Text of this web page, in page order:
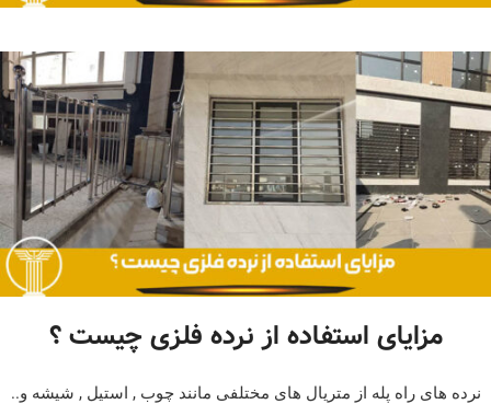
مزایای استفاده از نرده فلزی چیست ؟
نرده های راه پله از متریال های مختلفی مانند چوب , استیل , شیشه و..